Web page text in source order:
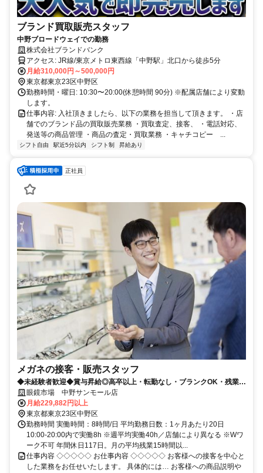
ブランド買取販売スタッフ
中野ブロードウェイでの勤務
株式会社ブランドバンク
アクセス: JR線/東京メトロ東西線「中野駅」北口から徒歩5分
月給310,000円～500,000円
東京都東京23区中野区
勤務時間・曜日: 10:30〜20:00(休憩時間 90分) ※配属店舗により変動
します。
仕事内容: 入社頂きましたら、以下の業務を担当して頂きます。 ・店
舗でのブランド品の買取販売業務 ・買取査定、接客、 ・電話対応、
発送等の商品管理 ・商品の査定・買取業務 ・キャチコピー ...
シフト自由 駅近5分以内 シフト制 昇給あり
正社員
メガネの接客・販売スタッフ
◆未経験者歓迎◆賞与昇給◎高卒以上・転勤なし・ブランクOK・残業少
なめ・業界No1！
眼鏡市場 中野サンモール店
月給229,882円以上
東京都東京23区中野区
勤務時間 実働時間：8時間/日 平均勤務日数：1ヶ月あたり20日
10:00-20:00内で実働8h ※週平均実働40h／店舗により異なる ※Wワ
ーク不可 年間休日117日。月の平均残業15時間以...
仕事内容 ◇◇◇◇◇ お仕事内容 ◇◇◇◇◇ お客様への接客を中心と
した業務をお任せいたします。 具体的には… お客様への商品説明や